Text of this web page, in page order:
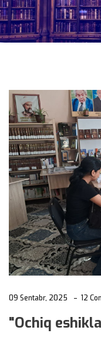
09 Sentabr, 2025 12
"Ochiq